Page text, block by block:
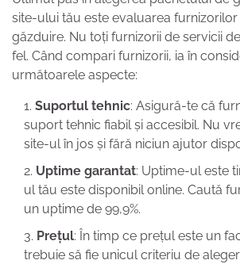
site-ului tău este evaluarea
găzduire. Nu toți furnizorii de servicii
fel. Când compari furnizorii, ia în
următoarele aspecte:
Suportul tehnic: Asigură-te că
suport tehnic fiabil și accesibil. Nu
site-ul în jos și fără niciun ajutor
Uptime garantat: Uptime-ul este
ul tău este disponibil online. Caută
un uptime de 99,9%.
Prețul: În timp ce prețul este un
trebuie să fie unicul criteriu de